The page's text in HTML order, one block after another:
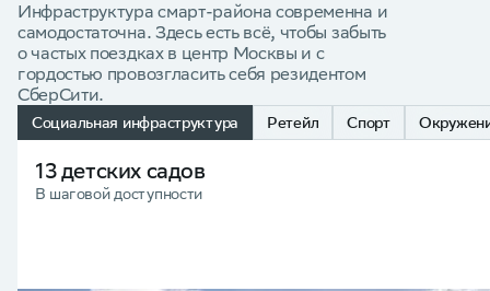
Инфраструктура смарт-района современна и
самодостаточна. Здесь есть всё, чтобы забыть
о частых поездках в центр Москвы и с
гордостью провозгласить себя резидентом
СберСити.
Социальная инфраструктура Ретейл Спорт
13 детских садов
В шаговой доступности